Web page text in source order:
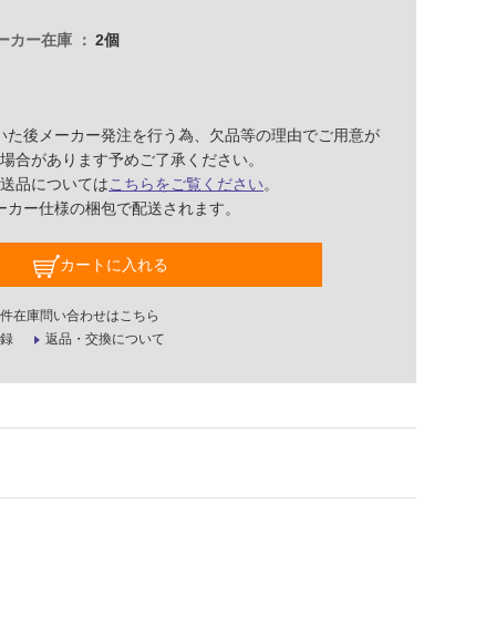
カー在庫 2個
た後メーカー発注を行う為、欠品等の理由でご用意が
合があります予めご了承ください。
品についてはこちらをご覧ください。
ー仕様の梱包で配送されます。
カートに入れる
在庫問い合わせはこちら
返品・交換について